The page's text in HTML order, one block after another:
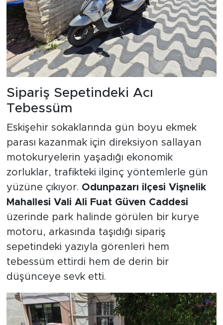
Sipariş Sepetindeki Acı
Tebessüm
Eskişehir sokaklarında gün boyu ekmek
parası kazanmak için direksiyon sallayan
motokuryelerin yaşadığı ekonomik
zorluklar, trafikteki ilginç yöntemlerle gün
yüzüne çıkıyor. Odunpazarı ilçesi Vişnelik
Mahallesi Vali Ali Fuat Güven Caddesi
üzerinde park halinde görülen bir kurye
motoru, arkasında taşıdığı sipariş
sepetindeki yazıyla görenleri hem
tebessüm ettirdi hem de derin bir
düşünceye sevk etti.